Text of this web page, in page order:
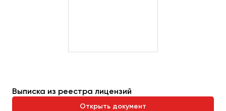
Выписка из реестра лицензий
Открыть документ